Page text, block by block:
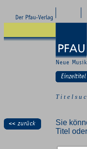
T i t e l s u
Sie
Titel